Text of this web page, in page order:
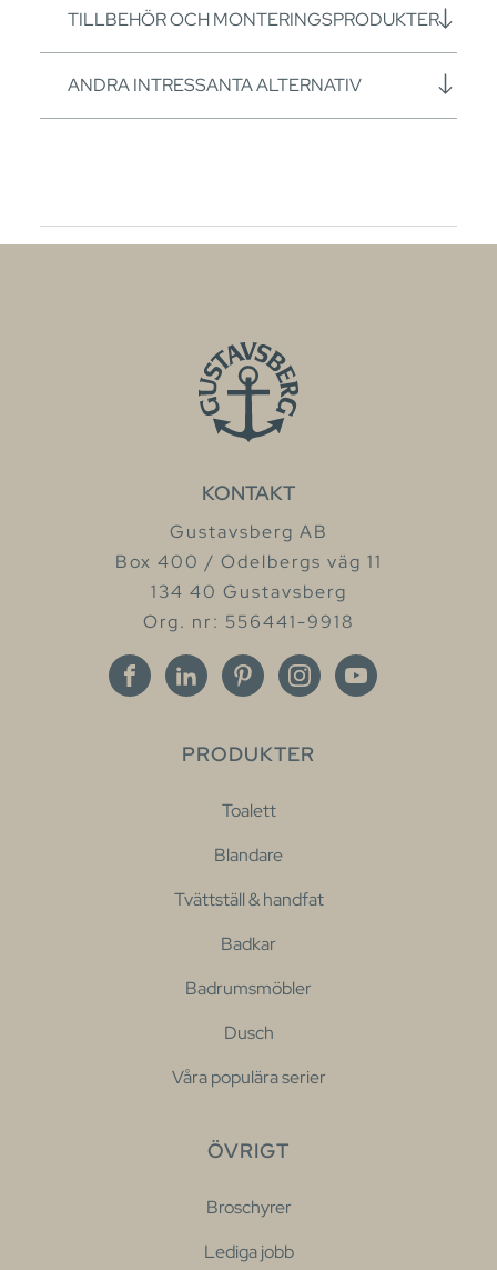
TILLBEHÖR OCH MONTERINGSPRODUKTER
ANDRA INTRESSANTA ALTERNATIV
KONTAKT
Gustavsberg AB
Box 400 / Odelbergs väg 11
134 40 Gustavsberg
Org. nr: 556441-9918
PRODUKTER
Toalett
Blandare
Tvättställ & handfat
Badkar
Badrumsmöbler
Dusch
Våra populära serier
ÖVRIGT
Broschyrer
Lediga jobb